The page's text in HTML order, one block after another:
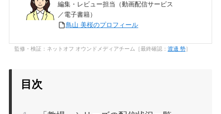
編集・レビュー担当（動画配信サービス
／電子書籍）
鳥山 美桜のプロフィール
監修・検証：ネットオフ オウンドメディアチーム［最終確認： 渡邊 勢］
目次